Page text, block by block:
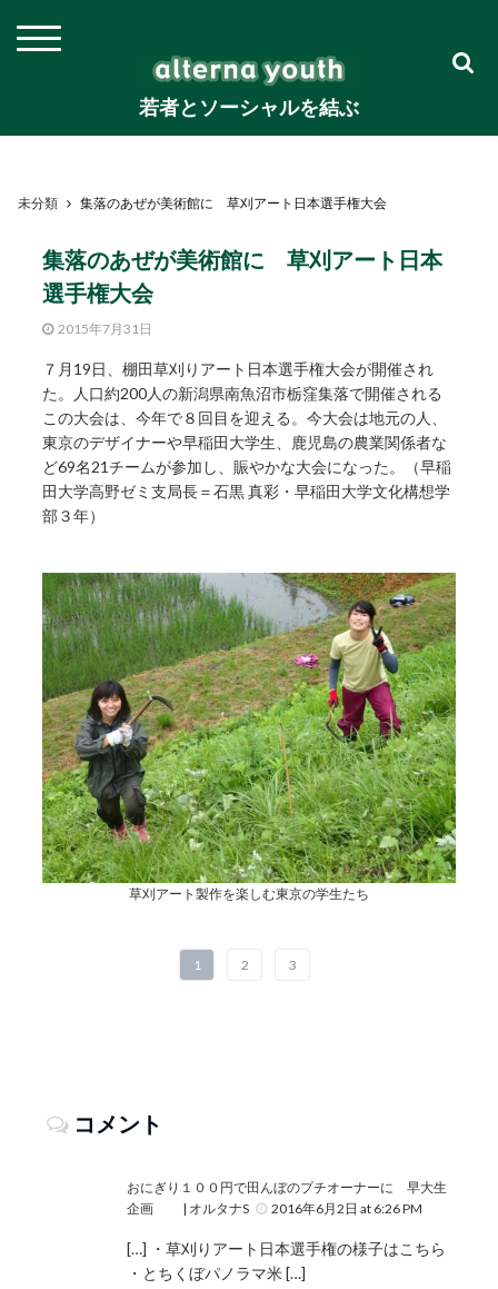
若者とソーシャルを結ぶ
未分類 集落のあぜが美術館に 草刈アート日本選手権大会
集落のあぜが美術館に 草刈アート日本
選手権大会
2015年7月31日
７月19日、棚田草刈りアート日本選手権大会が開催され
た。人口約200人の新潟県南魚沼市栃窪集落で開催される
この大会は、今年で８回目を迎える。今大会は地元の人、
東京のデザイナーや早稲田大学生、鹿児島の農業関係者な
ど69名21チームが参加し、賑やかな大会になった。（早稲
田大学高野ゼミ支局長＝石黒 真彩・早稲田大学文化構想学
部３年）
草刈アート製作を楽しむ東京の学生たち
1 2 3
コメント
おにぎり１００円で田んぼのプチオーナーに 早大生
企画 | オルタナS
2016年6月2日 at 6:26 PM
[…] ・草刈りアート日本選手権の様子はこちら
・とちくぼパノラマ米 […]